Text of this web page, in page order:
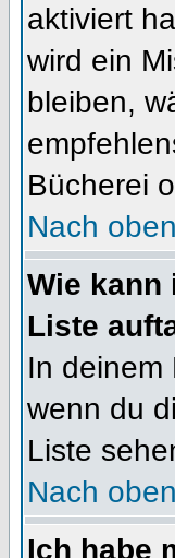
aktiviert
wird ein
bleiben,
Bücherei
Nach oben
Wie kann
Liste
In
wenn du
Liste
Nach oben
Ich habe